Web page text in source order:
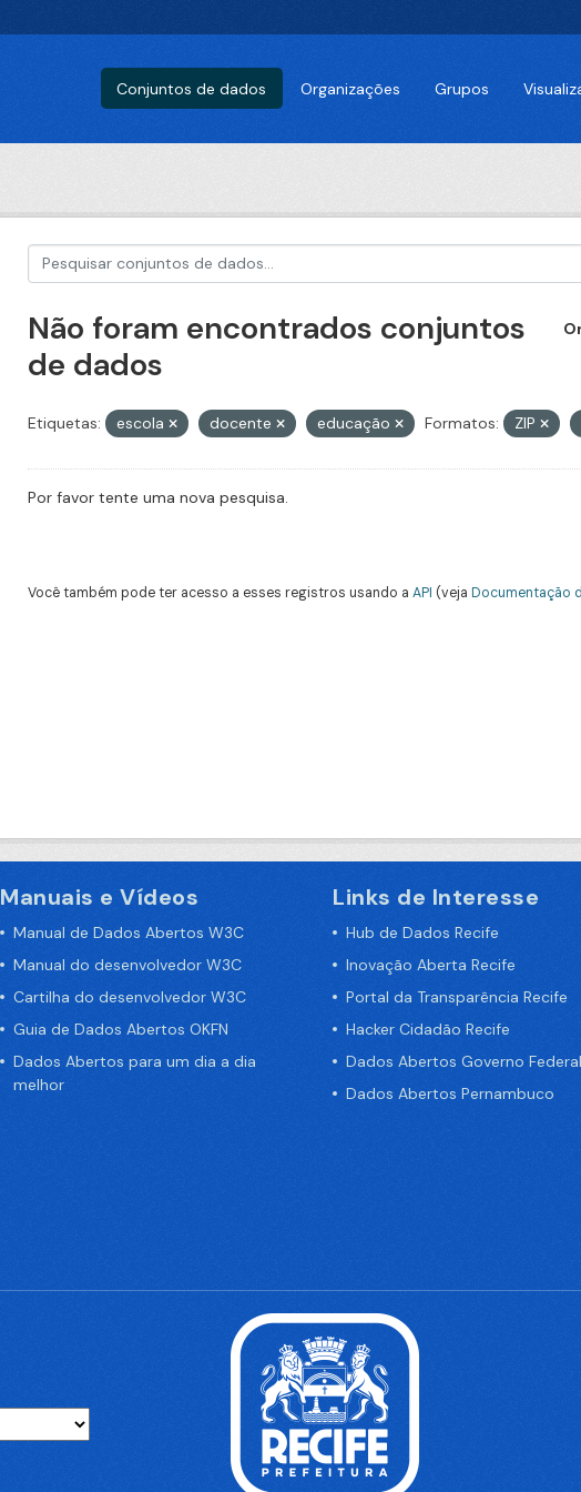
Conjuntos de dados Organizações Grupos
Não foram encontrados conjuntos
de dados
Etiquetas: escola docente educação Formatos: ZIP
Por favor tente uma nova pesquisa.
Você também pode ter acesso a esses registros usando a API (veja Documentação
Manuais e Vídeos
Manual de Dados Abertos W3C
Manual do desenvolvedor W3C
Cartilha do desenvolvedor W3C
Guia de Dados Abertos OKFN
Dados Abertos para um dia a dia
melhor
Links de Interesse
Hub de Dados Recife
Inovação Aberta Recife
Portal da Transparência Recife
Hacker Cidadão Recife
Dados Abertos Governo Federal
Dados Abertos Pernambuco